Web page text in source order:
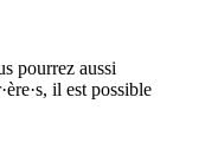
pourrez aussi
il est possible